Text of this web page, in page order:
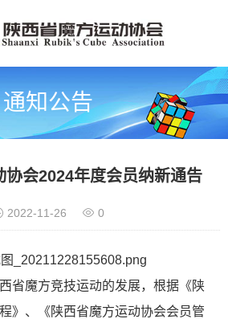
通知公告
协会2024年度会员纳新通告
2022-11-26 0
省魔方竞技运动的发展，根据《陕
》、《陕西省魔方运动协会会员管